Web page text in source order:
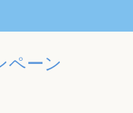
ペーン